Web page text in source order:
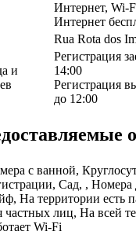
Интернет, Wi-
Интернет
Rua Rota dos
и
Регистрация
14:00
Регистрация
до 12:00
с ванной,
Сад, , Номера
На территории есть
частных лиц, На всей
Wi-Fi